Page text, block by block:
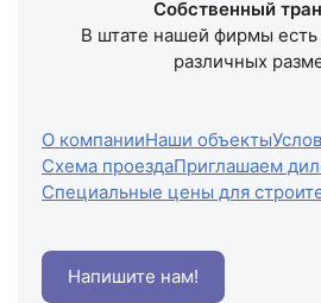
Собственный
В штате нашей фирмы
различных
О компанииНаши объекты
Схема проездаПриглашаем
Специальные цены для
Напишите нам!